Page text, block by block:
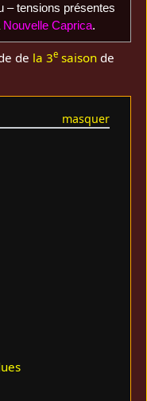
– tensions présentes
Nouvelle Caprica.
de la 3e saison de